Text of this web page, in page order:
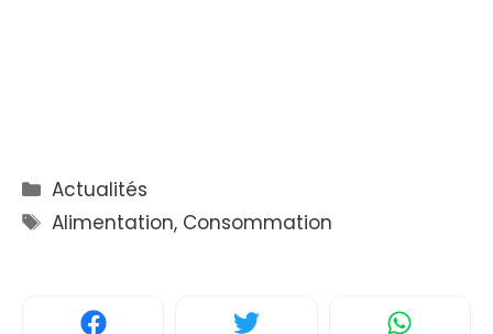
Catégories
Actualités
Étiquettes
Alimentation, Consommation